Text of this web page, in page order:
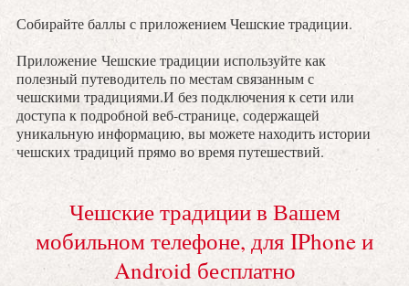
Собирайте баллы с приложением Чешские традиции.
Приложение Чешские традиции используйте как
полезный путеводитель по местам связанным с
чешскими традициями.И без подключения к сети или
доступа к подробной веб-странице, содержащей
уникальную информацию, вы можете находить истории
чешских традиций прямо во время путешествий.
Чешские традиции в Вашем
мобильном телефоне, для IPhone и
Android бесплатно